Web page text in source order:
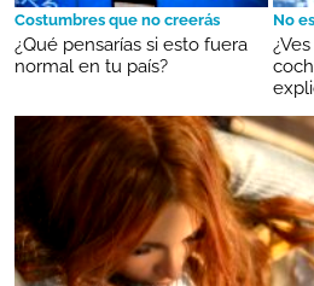
Costumbres que no creerás
¿Qué pensarías si esto fuera
normal en tu país?
No